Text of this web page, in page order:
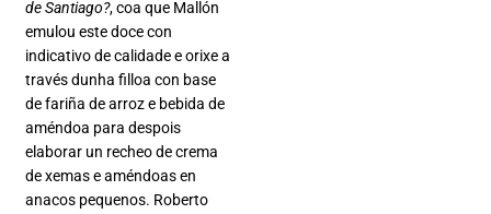
de Santiago?, coa que Mallón
emulou este doce con
indicativo de calidade e orixe a
través dunha filloa con base
de fariña de arroz e bebida de
améndoa para despois
elaborar un recheo de crema
de xemas e améndoas en
anacos pequenos. Roberto